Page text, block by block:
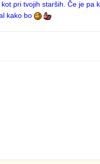
pri tvojih starših. Če je pa
kako bo